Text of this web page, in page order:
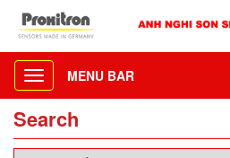
Toggle
navigation
MENU BAR
Search